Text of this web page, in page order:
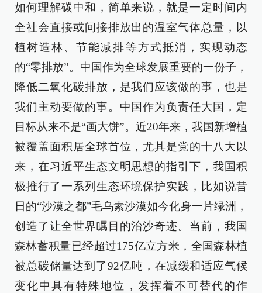
如何理解碳中和，简单来说，就是一定时间内
全社会直接或间接排放出的温室气体总量，以
植树造林、节能减排等方式抵消，实现动态
的“零排放”。中国作为全球发展重要的一份子，
降低二氧化碳排放，是我们应该做的事，也是
我们主动要做的事。中国作为负责任大国，定
目标从来不是“画大饼”。近20年来，我国新增植
被覆盖面积居全球首位，尤其是党的十八大以
来，在习近平生态文明思想的指引下，我国积
极推行了一系列生态环境保护实践，比如说昔
日的“沙漠之都”毛乌素沙漠如今化身一片绿洲，
创造了让全世界瞩目的治沙奇迹。当前，我国
森林蓄积量已经超过175亿立方米，全国森林植
被总碳储量达到了92亿吨，在减缓和适应气候
变化中具有特殊地位，发挥着不可替代的作